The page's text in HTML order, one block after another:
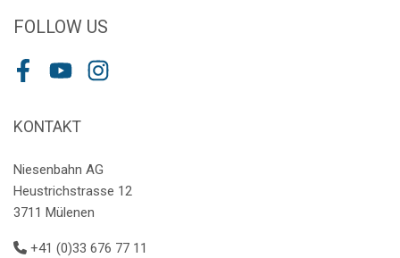
FOLLOW US
FacebookYoutubeInstagram
KONTAKT
Niesenbahn AG
Heustrichstrasse 12
3711 Mülenen
+41 (0)33 676 77 11